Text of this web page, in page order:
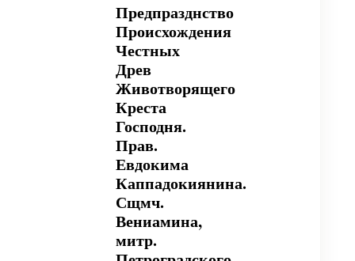
Предпразднство
Происхождения
Честных
Древ
Животворящего
Креста
Господня.
Прав.
Евдокима
Каппадокиянина.
Сщмч.
Вениамина,
митр.